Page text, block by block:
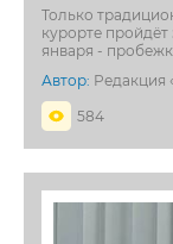
Только
курорте
января -
Автор: Редакция
584